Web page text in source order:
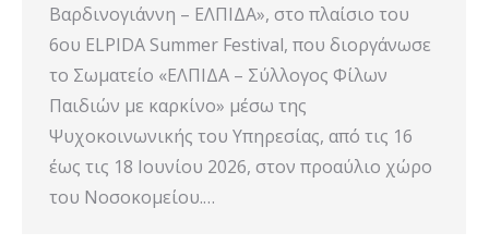
Βαρδινογιάννη – ΕΛΠΙΔΑ», στο πλαίσιο του
6ου ELPIDA Summer Festival, που διοργάνωσε
το Σωματείο «ΕΛΠΙΔΑ – Σύλλογος Φίλων
Παιδιών με καρκίνο» μέσω της
Ψυχοκοινωνικής του Υπηρεσίας, από τις 16
έως τις 18 Ιουνίου 2026, στον προαύλιο χώρο
του Νοσοκομείου.…